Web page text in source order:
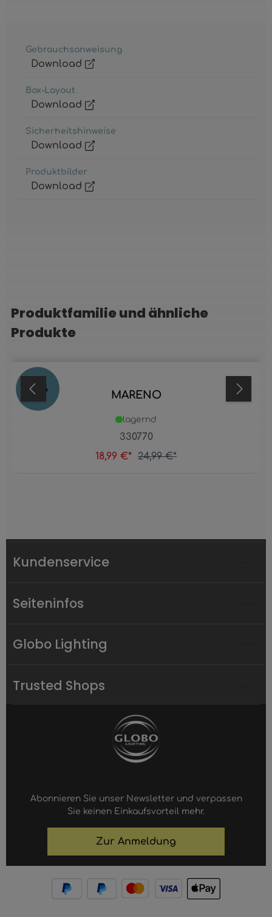
Gebrauchsanweisung
Download
Box-Layout
Download
Sicherheitshinweise
Download
Produktbilder
Download
Produktgalerie überspringen
Produktfamilie und ähnliche
Produkte
24 % MARENO
330770
lagernd
18,99 €* 24,99 €*
Kundenservice
Seiteninfos
Globo Lighting
Trusted Shops
Abonnieren Sie unser Newsletter und verpassen
Sie keinen Einkaufsvorteil mehr.
Zur Anmeldung